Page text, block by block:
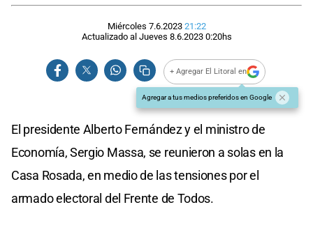
Miércoles 7.6.2023 21:22
Actualizado al Jueves 8.6.2023 0:20hs
+ Agregar El Litoral en
Agregar a tus medios preferidos en Google
El presidente Alberto Fernández y el ministro de
Economía, Sergio Massa, se reunieron a solas en la
Casa Rosada, en medio de las tensiones por el
armado electoral del Frente de Todos.